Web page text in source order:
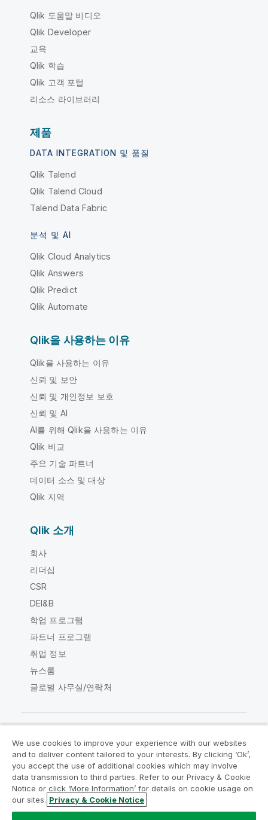
Qlik 도움말 비디오
Qlik Developer
교육
Qlik 학습
Qlik 고객 포털
리소스 라이브러리
제품
DATA INTEGRATION 및 품질
Qlik Talend
Qlik Talend Cloud
Talend Data Fabric
분석 및 AI
Qlik Cloud Analytics
Qlik Answers
Qlik Predict
Qlik Automate
Qlik을 사용하는 이유
Qlik을 사용하는 이유
신뢰 및 보안
신뢰 및 개인정보 보호
신뢰 및 AI
AI를 위해 Qlik을 사용하는 이유
Qlik 비교
주요 기술 파트너
데이터 소스 및 대상
Qlik 지역
Qlik 소개
회사
리더십
CSR
DEI&B
학업 프로그램
파트너 프로그램
취업 정보
뉴스룸
글로벌 사무실/연락처
Qlik Community
법적 계약 제품 약관
Legal Policies
Legal Policies
사용 약관
Do Not Share My Info
We use cookies to improve your experience with our websites
and to deliver content tailored to your interests. By clicking ‘Ok’,
you accept the use of additional cookies which may involve
data transmission to third parties. Refer to our Privacy & Cookie
Notice or click ‘More Information’ for details on cookie usage on
our sites. Privacy & Cookie Notice